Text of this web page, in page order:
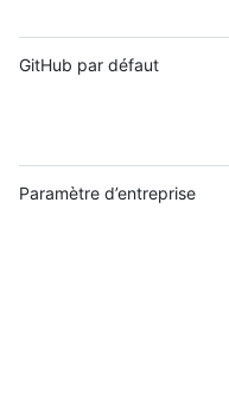
GitHub par défaut
Paramètre d’entreprise